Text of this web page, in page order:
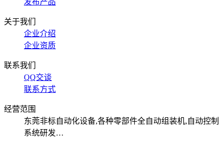
发布产品
关于我们
企业介绍
企业资质
联系我们
QQ交谈
联系方式
经营范围
东莞非标自动化设备,各种零部件全自动组装机,自动控制
系统研发…